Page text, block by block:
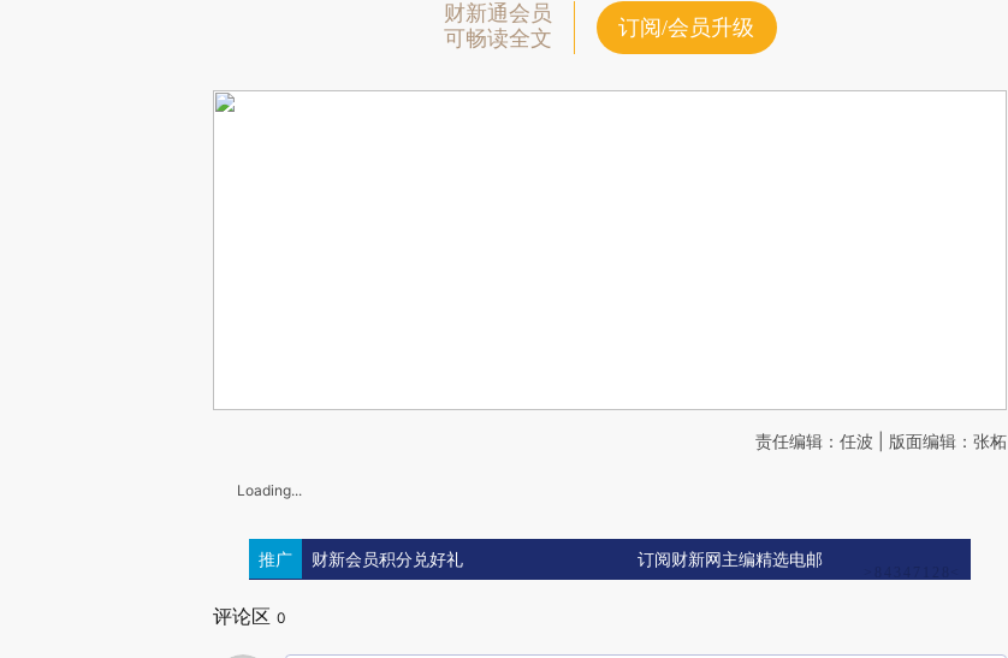
财新通会员
可畅读全文
订阅/会员升级
责任编辑：任波 | 版面编辑：张柘
Loading...
推广 财新会员积分兑好礼 订阅财新网主编精选电邮
评论区 0